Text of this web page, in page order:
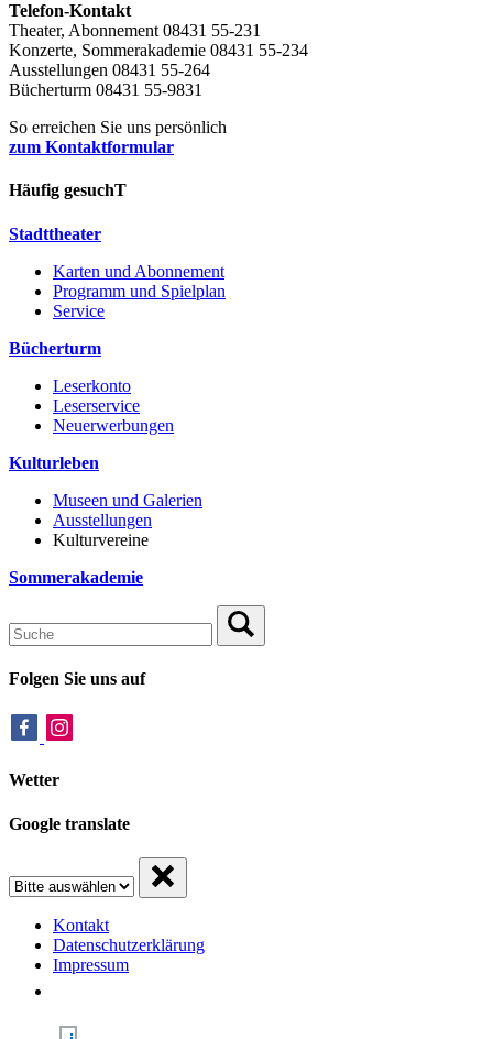
Telefon-Kontakt
Theater, Abonnement 08431 55-231
Konzerte, Sommerakademie 08431 55-234
Ausstellungen 08431 55-264
Bücherturm 08431 55-9831
So erreichen Sie uns persönlich
zum Kontaktformular
Häufig gesuchT
Stadttheater
Karten und Abonnement
Programm und Spielplan
Service
Bücherturm
Leserkonto
Leserservice
Neuerwerbungen
Kulturleben
Museen und Galerien
Ausstellungen
Kulturvereine
Sommerakademie
Folgen Sie uns auf
Wetter
Google translate
Kontakt
Datenschutzerklärung
Impressum